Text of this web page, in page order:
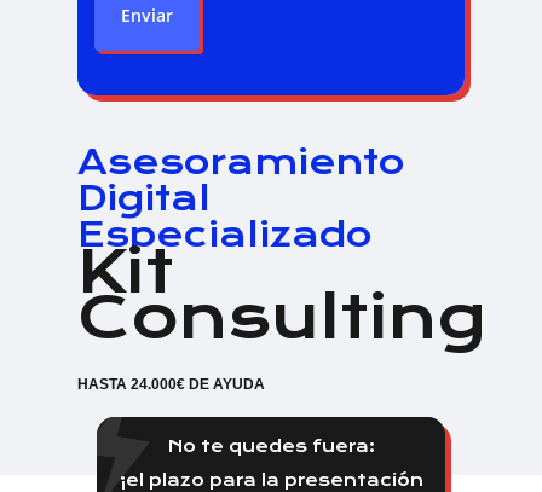
Asesoramiento
Digital
Especializado
Kit
Consulting
HASTA 24.000€ DE AYUDA
No te quedes fuera:
¡el plazo para la presentación